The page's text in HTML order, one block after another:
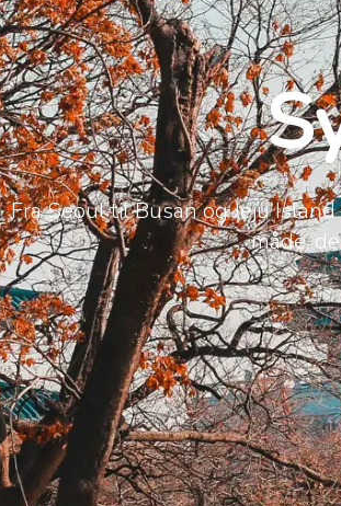
Fra Seoul til Busan og Jeju
måde,